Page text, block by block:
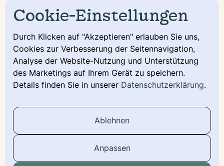
Gebühren
Service
Deckmeldung
Urkunde beantragen
Wurfmeldung
Social Media
Cookie-Einstellungen
Durch Klicken auf "Akzeptieren" erlauben Sie uns,
Cookies zur Verbesserung der Seitennavigation,
Analyse der Website-Nutzung und Unterstützung
des Marketings auf Ihrem Gerät zu speichern.
Details finden Sie in unserer Datenschutzerklärung.
Ablehnen
Anpassen